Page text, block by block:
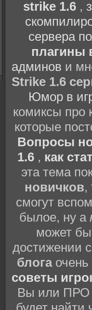
strike 1.6 ,
сервера
плагины
админов и
Strike 1.6
Юмор в
комиксы про
которые
Вопросы
1.6, как
эта тема
новичков,
смогут
былое, ну а
может
достижении
блогаочень
советы
Вы или ПРО